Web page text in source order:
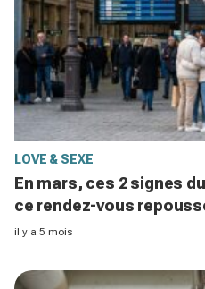
LOVE & SEXE
En mars, ces 2 signes
ce rendez-vous
amoureuse
il y a 5 mois